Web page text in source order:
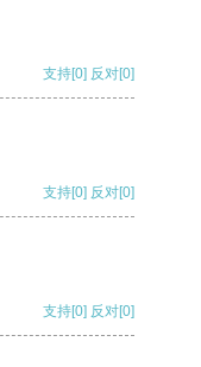
支持[0] 反对[0]
支持[0] 反对[0]
支持[0] 反对[0]